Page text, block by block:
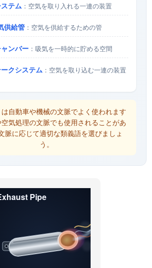
テム ：空気を取り入れる一連の装置
供給管 ：空気を供給するための管
ンバー：吸気を一時的に貯める空間
クシステム：空気を取り込む一連の装置
は自動車や機械の文脈でよく使われます
気処理の文脈でも使用されることがあ
脈に応じて適切な類義語を選びましょ
う。
Pipe